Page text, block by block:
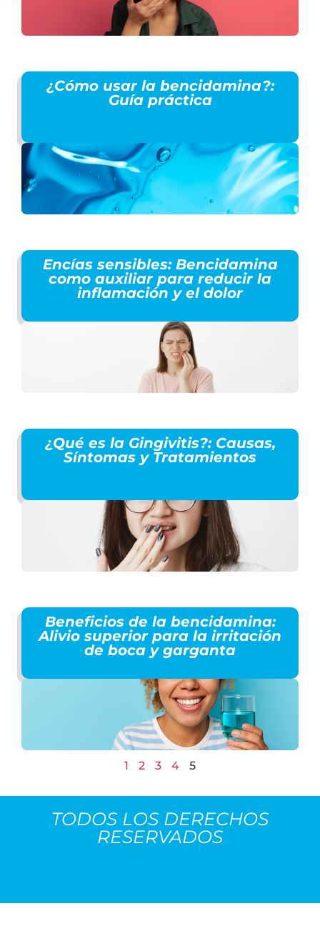
¿Cómo usar la bencidamina?:
Guía práctica
Encías sensibles: Bencidamina
como auxiliar para reducir la
inflamación y el dolor
¿Qué es la Gingivitis?: Causas,
Síntomas y Tratamientos
Beneficios de la bencidamina:
Alivio superior para la irritación
de boca y garganta
1 2 3 4 5
TODOS LOS DERECHOS
RESERVADOS